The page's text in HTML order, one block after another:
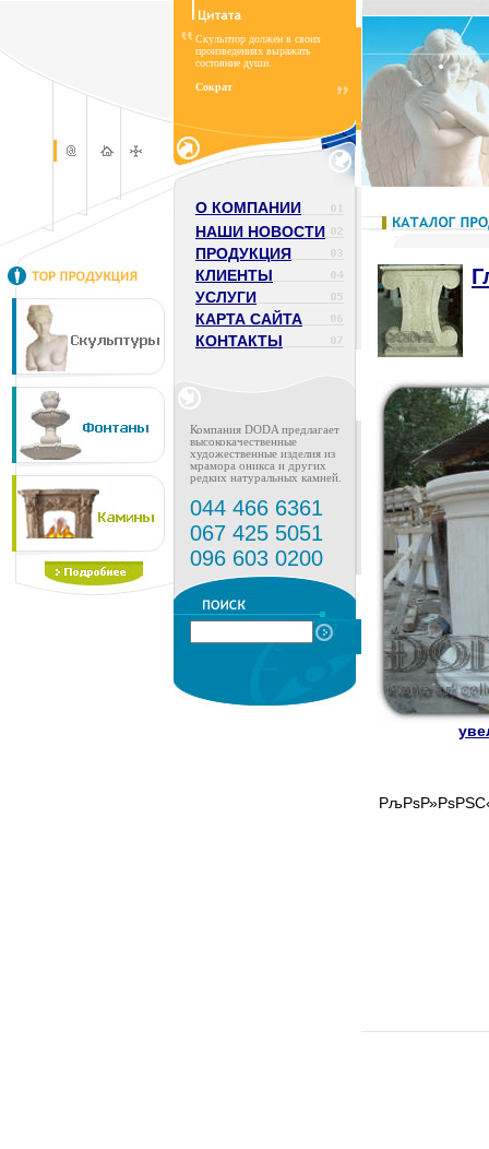
Скульптор должен в своих
произведениях выражать
состояние души.
Сократ
О КОМПАНИИ
НАШИ НОВОСТИ
ПРОДУКЦИЯ
КЛИЕНТЫ
УСЛУГИ
КАРТА САЙТА
КОНТАКТЫ
Компания DODA предлагает
высококачественные
художественные изделия из
мрамора оникса и других
редких натуральных камней.
044 466 6361
067 425 5051
096 603 0200